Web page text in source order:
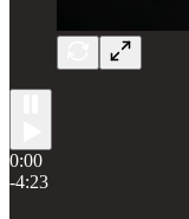
0:00
-4:23